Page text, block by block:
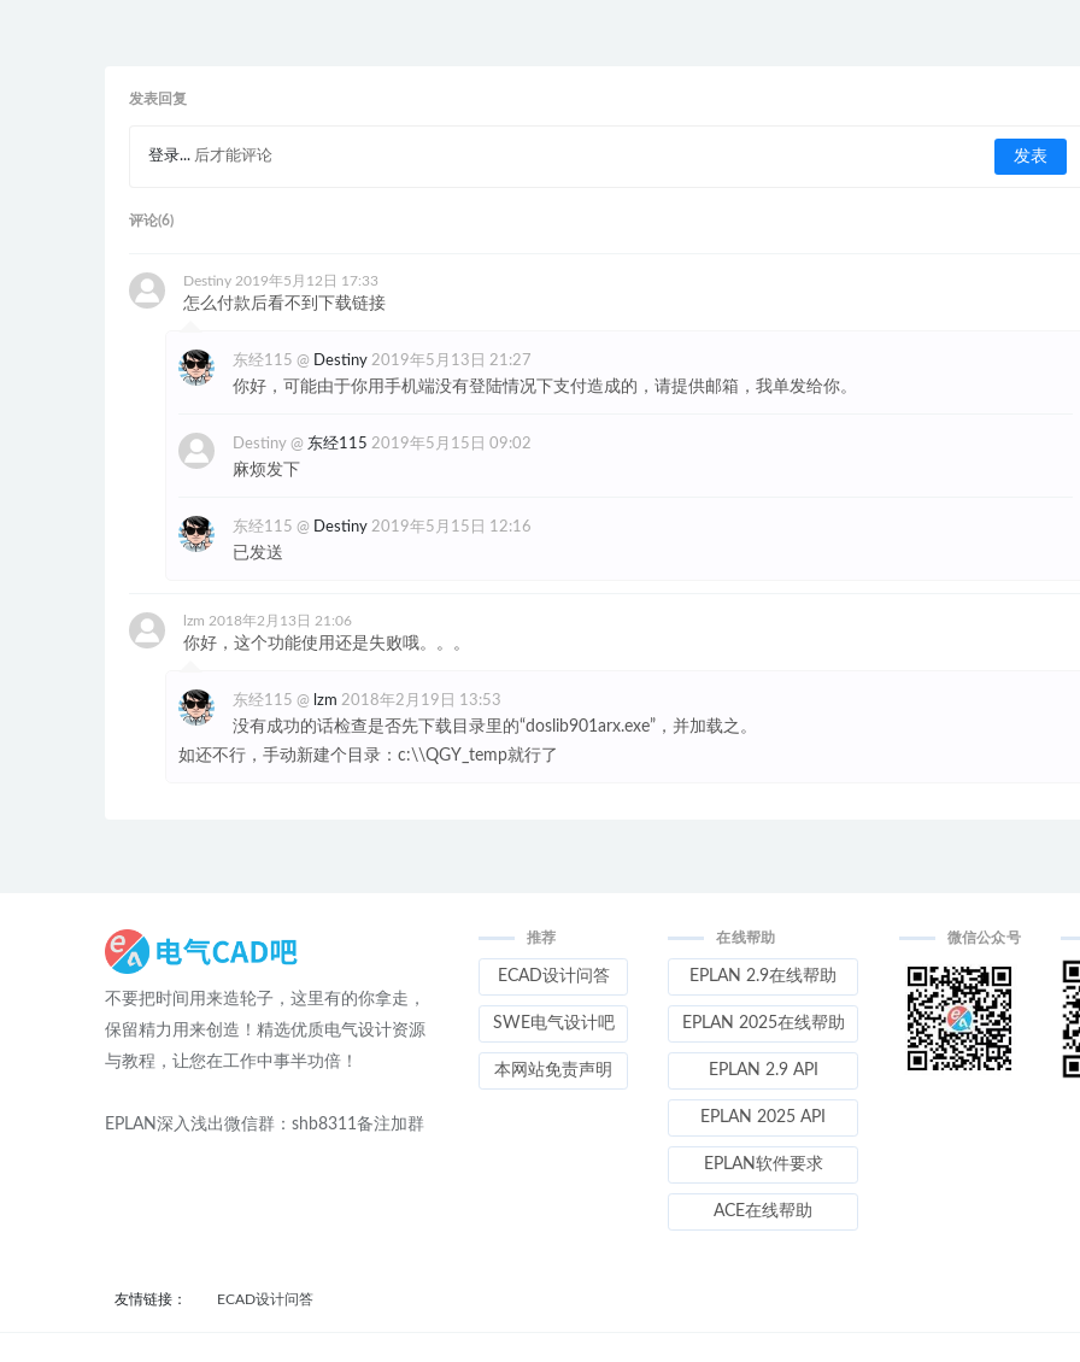
发表回复
登录... 后才能评论
评论(6)
Destiny 2019年5月12日 17:33
怎么付款后看不到下载链接
东经115 @ Destiny 2019年5月13日 21:27
你好，可能由于你用手机端没有登陆情况下支付造成的，请提供邮箱，我单发给你。
Destiny @ 东经115 2019年5月15日 09:02
麻烦发下
东经115 @ Destiny 2019年5月15日 12:16
已发送
lzm 2018年2月13日 21:06
你好，这个功能使用还是失败哦。。。
东经115 @ lzm 2018年2月19日 13:53
没有成功的话检查是否先下载目录里的“doslib901arx.exe”，并加载之。
如还不行，手动新建个目录：c:\\QGY_temp就行了
不要把时间用来造轮子，这里有的你拿走，
保留精力用来创造！精选优质电气设计资源
与教程，让您在工作中事半功倍！
EPLAN深入浅出微信群：shb8311备注加群
推荐
ECAD设计问答
SWE电气设计吧
本网站免责声明
在线帮助
EPLAN 2.9在线帮助
EPLAN 2025在线帮助
EPLAN 2.9 API
EPLAN 2025 API
EPLAN软件要求
ACE在线帮助
微信公众号
友情链接： ECAD设计问答